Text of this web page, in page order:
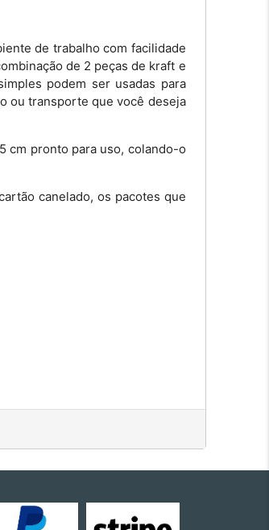
de trabalho com facilidade
de 2 peças de kraft e
podem ser usadas para
ou transporte que você deseja
cm pronto para uso, colando-o
canelado, os pacotes que